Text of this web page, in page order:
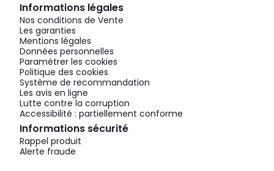
Informations légales
Nos conditions de Vente
Les garanties
Mentions légales
Données personnelles
Paramétrer les cookies
Politique des cookies
Système de recommandation
Les avis en ligne
Lutte contre la corruption
Accessibilité : partiellement conforme
Informations sécurité
Rappel produit
Alerte fraude